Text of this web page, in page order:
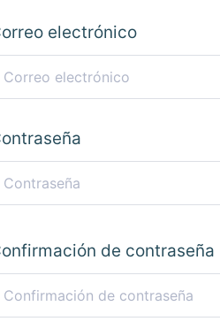
electrónico
de contraseña